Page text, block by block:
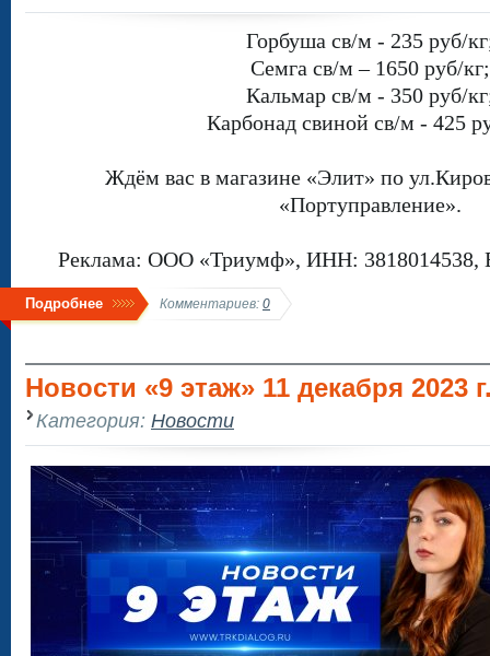
Горбуша св/м - 235 руб/
Семга св/м – 1650 руб/кг;
Кальмар св/м - 350 руб/
Карбонад свиной св/м - 425
Ждём вас в магазине «Элит» по
«Портуправление».
Реклама: ООО «Триумф», ИНН: 3818014538,
Подробнее Комментариев: 0
Новости «9 этаж» 11 декабря 2023
Категория: Новости